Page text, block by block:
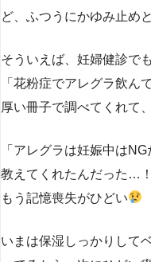
ど、ふつうにかゆみ止め
そういえば、妊婦健診でも
「花粉症でアレグラ飲ん
厚い冊子で調べてくれて、
「アレグラは妊娠中は
教えてくれたんだった…！
もう記憶喪失がひどい
いまは保湿しっかりして